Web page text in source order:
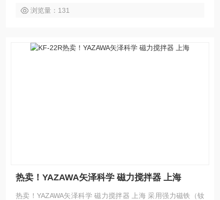
浏览量：131
热卖！YAZAWA矢泽科学 磁力搅拌器 上海
热卖！YAZAWA矢泽科学 磁力搅拌器 上海 采用强力磁铁（钕